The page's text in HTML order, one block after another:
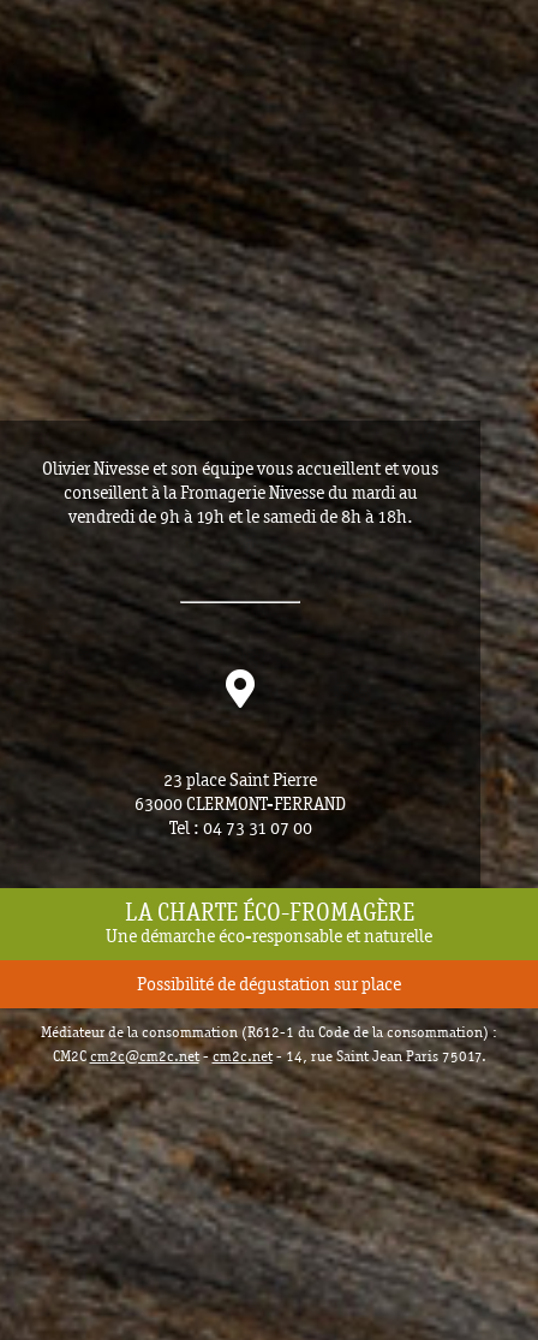
Olivier Nivesse et son équipe vous accueillent et vous
conseillent à la Fromagerie Nivesse du mardi au
vendredi de 9h à 19h et le samedi de 8h à 18h.
23 place Saint Pierre
63000 CLERMONT-FERRAND
Tel : 04 73 31 07 00
LA CHARTE ÉCO-FROMAGÈRE
Une démarche éco-responsable et naturelle
Possibilité de dégustation sur place
Médiateur de la consommation (R612-1 du Code de la consommation) :
CM2Ccm2c@cm2c.net-cm2c.net- 14, rue Saint Jean Paris 75017.